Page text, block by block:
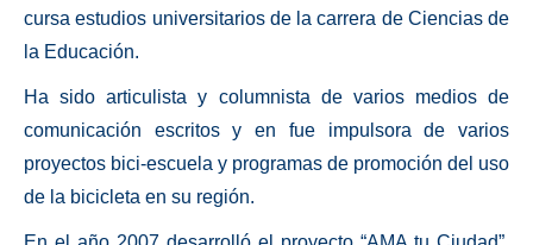
cursa estudios universitarios de la carrera de Ciencias de
la Educación.
Ha sido articulista y columnista de varios medios de
comunicación escritos y en fue impulsora de varios
proyectos bici-escuela y programas de promoción del uso
de la bicicleta en su región.